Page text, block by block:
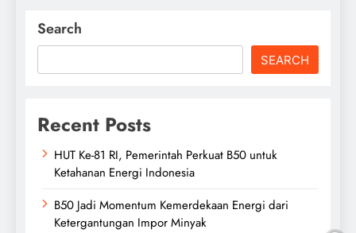
Search
SEARCH
Recent Posts
HUT Ke-81 RI, Pemerintah Perkuat B50 untuk
Ketahanan Energi Indonesia
B50 Jadi Momentum Kemerdekaan Energi dari
Ketergantungan Impor Minyak